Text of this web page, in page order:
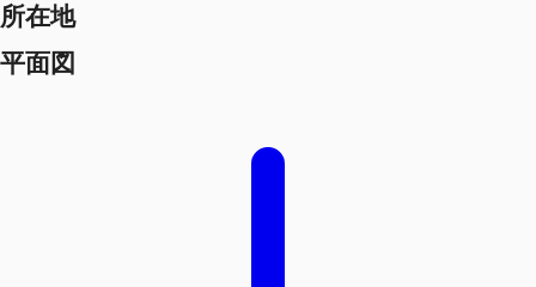
所在地
平面図